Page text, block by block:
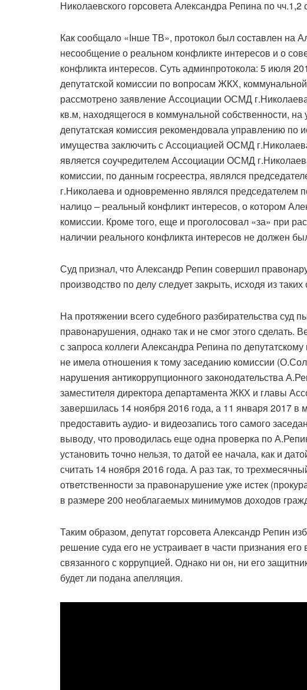
Николаевского горсовета Александра Репина по
Как сообщало «Інше ТВ», протокол был составлен на
несообщение о реальном конфликте интересов и о
конфликта интересов. Суть админпротокола: 5 июля
депутатской комиссии по вопросам ЖКХ,
рассмотрено заявление Ассоциации ОСМД
кв.м, находящегося в коммунальной собственности,
депутатская комиссия рекомендовала управлению по
имущества заключить с Ассоциацией ОСМД
является соучредителем Ассоциации ОСМД
комиссии, по данным госреестра, являлся
г.Николаева и одновременно являлся председателем
налицо – реальный конфликт интересов, о котором
комиссии. Кроме того, еще и проголосовал «за» при
наличии реального конфликта интересов не должен
Суд признал, что Александр Репин совершил
производство по делу следует закрыть, исходя из таких
На протяжении всего судебного разбирательства суд
правонарушения, однако так и не смог этого сделать.
с запроса коллеги Александра Репина по
не имела отношения к тому заседанию комиссии
нарушения антикоррупционного законодательства
заместителя директора департамента ЖКХ и главы
завершилась 14 ноября 2016 года, а 11 января 2017 в
предоставить аудио- и видеозапись того самого
выводу, что проводилась еще одна проверка по
установить точно нельзя, то датой ее начала, как и
считать 14 ноября 2016 года. А раз так, то
ответственности за правонарушение уже истек
в размере 200 необлагаемых минимумов доходов
Таким образом, депутат горсовета Александр Репин
решение суда его не устраивает в части признания
связанного с коррупцией. Однако ни он, ни его
будет ли подана апелляция.